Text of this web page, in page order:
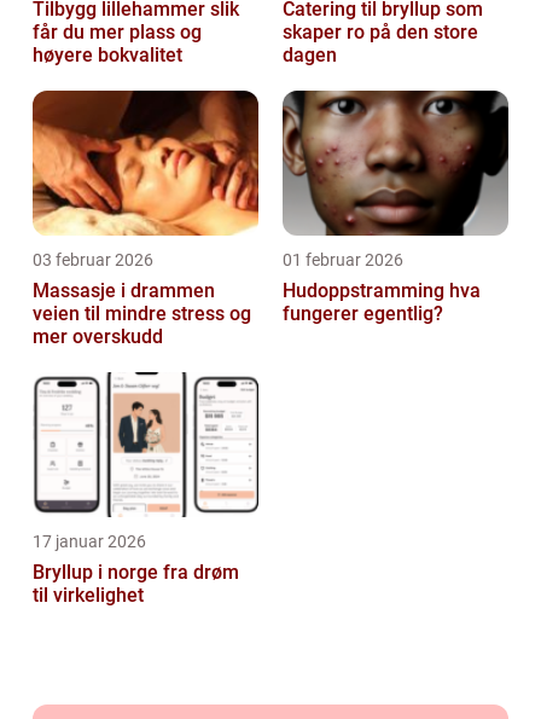
Tilbygg lillehammer slik
får du mer plass og
høyere bokvalitet
Catering til bryllup som
skaper ro på den store
dagen
03 februar 2026
Massasje i drammen
veien til mindre stress og
mer overskudd
01 februar 2026
Hudoppstramming hva
fungerer egentlig?
17 januar 2026
Bryllup i norge fra drøm
til virkelighet